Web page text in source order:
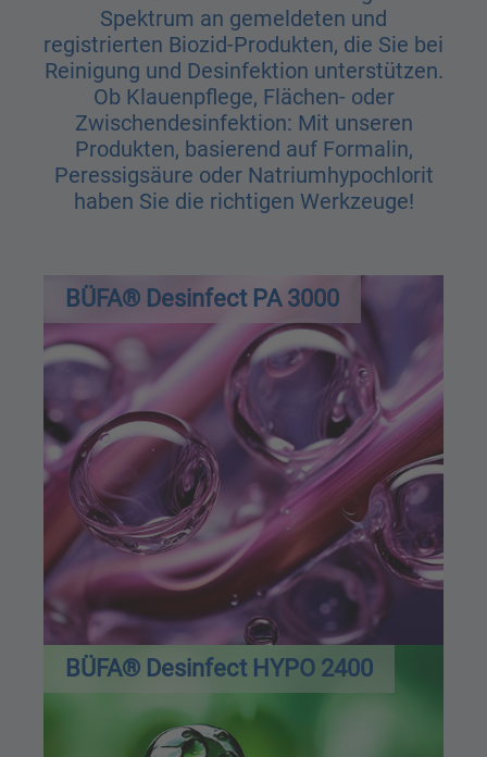
Spektrum an gemeldeten und
registrierten Biozid-Produkten, die Sie bei
Reinigung und Desinfektion unterstützen.
Ob Klauenpflege, Flächen- oder
Zwischendesinfektion: Mit unseren
Produkten, basierend auf Formalin,
Peressigsäure oder Natriumhypochlorit
haben Sie die richtigen Werkzeuge!
BÜFA® Desinfect PA 3000
BÜFA® Desinfect HYPO 2400